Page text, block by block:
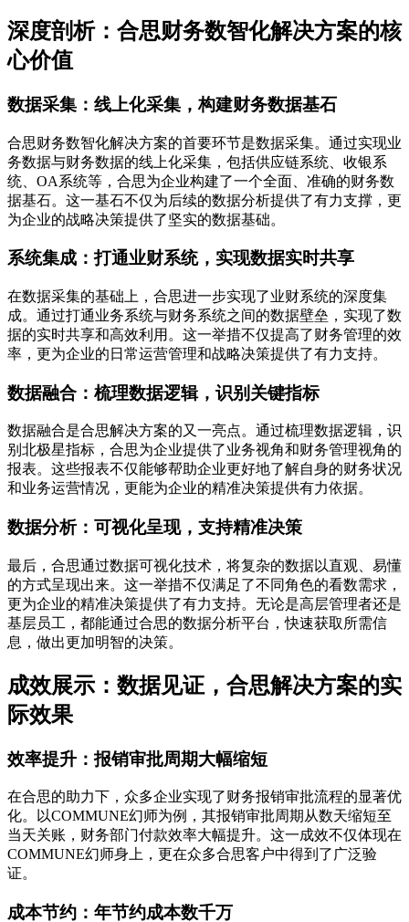
深度剖析：合思财务数智化解决方案的核
心价值
数据采集：线上化采集，构建财务数据基石
合思财务数智化解决方案的首要环节是数据采集。通过实现业
务数据与财务数据的线上化采集，包括供应链系统、收银系
统、OA系统等，合思为企业构建了一个全面、准确的财务数
据基石。这一基石不仅为后续的数据分析提供了有力支撑，更
为企业的战略决策提供了坚实的数据基础。
系统集成：打通业财系统，实现数据实时共享
在数据采集的基础上，合思进一步实现了业财系统的深度集
成。通过打通业务系统与财务系统之间的数据壁垒，实现了数
据的实时共享和高效利用。这一举措不仅提高了财务管理的效
率，更为企业的日常运营管理和战略决策提供了有力支持。
数据融合：梳理数据逻辑，识别关键指标
数据融合是合思解决方案的又一亮点。通过梳理数据逻辑，识
别北极星指标，合思为企业提供了业务视角和财务管理视角的
报表。这些报表不仅能够帮助企业更好地了解自身的财务状况
和业务运营情况，更能为企业的精准决策提供有力依据。
数据分析：可视化呈现，支持精准决策
最后，合思通过数据可视化技术，将复杂的数据以直观、易懂
的方式呈现出来。这一举措不仅满足了不同角色的看数需求，
更为企业的精准决策提供了有力支持。无论是高层管理者还是
基层员工，都能通过合思的数据分析平台，快速获取所需信
息，做出更加明智的决策。
成效展示：数据见证，合思解决方案的实
际效果
效率提升：报销审批周期大幅缩短
在合思的助力下，众多企业实现了财务报销审批流程的显著优
化。以COMMUNE幻师为例，其报销审批周期从数天缩短至
当天关账，财务部门付款效率大幅提升。这一成效不仅体现在
COMMUNE幻师身上，更在众多合思客户中得到了广泛验
证。
成本节约：年节约成本数千万